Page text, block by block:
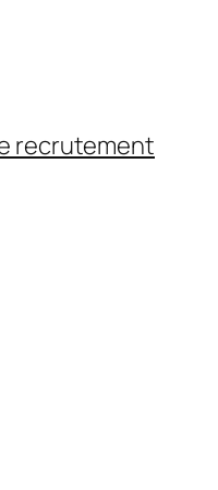
recrutement